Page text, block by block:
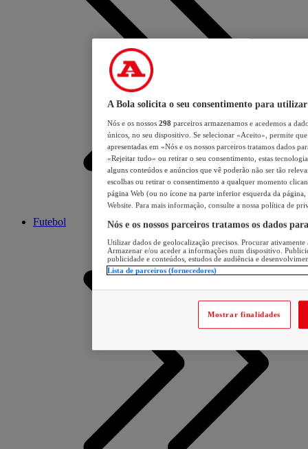
Futebol
A Bola solicita o seu consentimento para utilizar
Nós e os nossos 298 parceiros armazenamos e acedemos a
únicos, no seu dispositivo. Se selecionar «Aceito», permite
apresentadas em «Nós e os nossos parceiros tratamos dados
«Rejeitar tudo» ou retirar o seu consentimento, estas
alguns conteúdos e anúncios que vê poderão não ser tão
escolhas ou retirar o consentimento a qualquer momento
página Web (ou no ícone na parte inferior esquerda da página,
Website. Para mais informação, consulte a nossa política de
Nós e os nossos parceiros tratamos os dados
Utilizar dados de geolocalização precisos. Procurar
Armazenar e/ou aceder a informações num dispositivo.
publicidade e conteúdos, estudos de audiência e
Lista de parceiros (fornecedores)
Mostrar finalidades